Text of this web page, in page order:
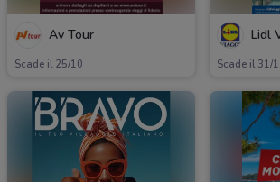
Av Tour
Scade il 25/10
Lidl
Scade il 31/